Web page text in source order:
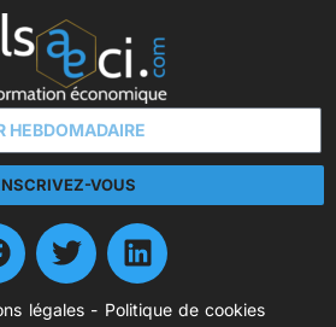
VOUS
légales- Politique de cookies